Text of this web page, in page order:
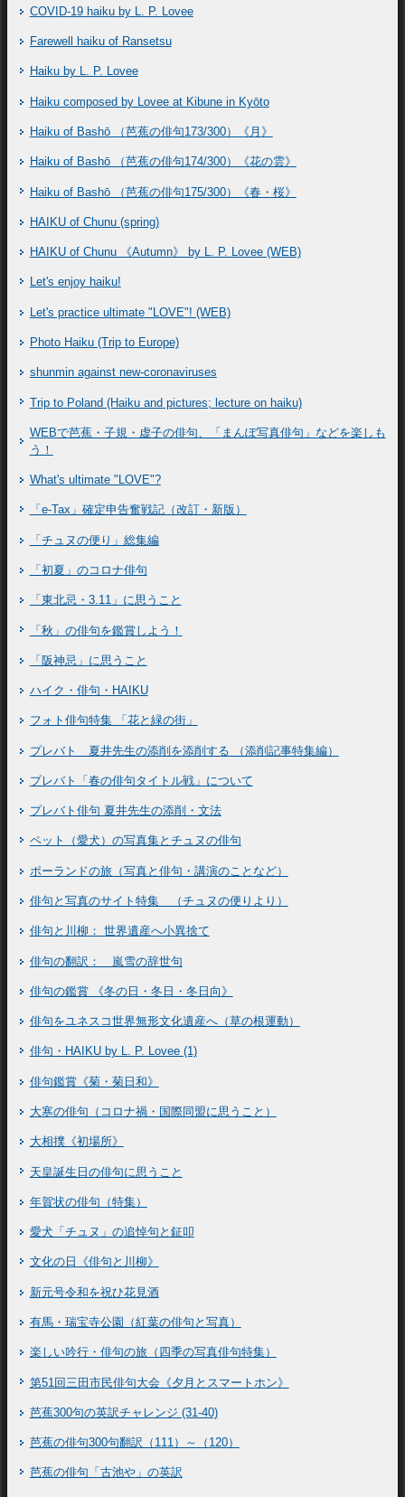
COVID-19 haiku by L. P. Lovee
Farewell haiku of Ransetsu
Haiku by L. P. Lovee
Haiku composed by Lovee at Kibune in Kyōto
Haiku of Bashō （芭蕉の俳句173/300）《月》
Haiku of Bashō （芭蕉の俳句174/300）《花の雲》
Haiku of Bashō （芭蕉の俳句175/300）《春・桜》
HAIKU of Chunu (spring)
HAIKU of Chunu 《Autumn》 by L. P. Lovee (WEB)
Let's enjoy haiku!
Let's practice ultimate "LOVE"! (WEB)
Photo Haiku (Trip to Europe)
shunmin against new-coronaviruses
Trip to Poland (Haiku and pictures; lecture on haiku)
WEBで芭蕉・子規・虚子の俳句、「まんぽ写真俳句」などを楽しも
う！
What's ultimate "LOVE"?
「e-Tax」確定申告奮戦記（改訂・新版）
「チュヌの便り」総集編
「初夏」のコロナ俳句
「東北忌・3.11」に思うこと
「秋」の俳句を鑑賞しよう！
「阪神忌」に思うこと
ハイク・俳句・HAIKU
フォト俳句特集 「花と緑の街」
プレバト 夏井先生の添削を添削する （添削記事特集編）
プレバト「春の俳句タイトル戦」について
プレバト俳句 夏井先生の添削・文法
ペット（愛犬）の写真集とチュヌの俳句
ポーランドの旅（写真と俳句・講演のことなど）
俳句と写真のサイト特集 （チュヌの便りより）
俳句と川柳： 世界遺産へ小異捨て
俳句の翻訳： 嵐雪の辞世句
俳句の鑑賞 《冬の日・冬日・冬日向》
俳句をユネスコ世界無形文化遺産へ（草の根運動）
俳句・HAIKU by L. P. Lovee (1)
俳句鑑賞《菊・菊日和》
大寒の俳句（コロナ禍・国際同盟に思うこと）
大相撲《初場所》
天皇誕生日の俳句に思うこと
年賀状の俳句（特集）
愛犬「チュヌ」の追悼句と鉦叩
文化の日《俳句と川柳》
新元号令和を祝ひ花見酒
有馬・瑞宝寺公園（紅葉の俳句と写真）
楽しい吟行・俳句の旅（四季の写真俳句特集）
第51回三田市民俳句大会《夕月とスマートホン》
芭蕉300句の英訳チャレンジ (31-40)
芭蕉の俳句300句翻訳（111）～（120）
芭蕉の俳句「古池や」の英訳